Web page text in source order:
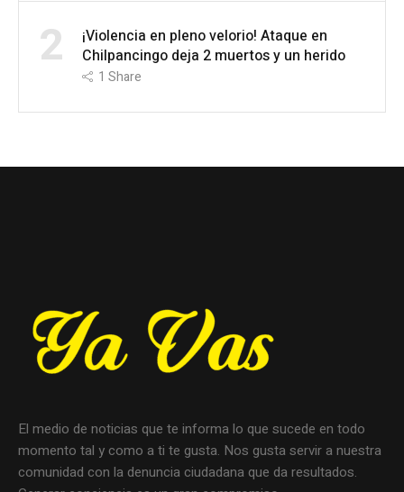
2
¡Violencia en pleno velorio! Ataque en
Chilpancingo deja 2 muertos y un herido
1 Share
El medio de noticias que te informa lo que sucede en todo
momento tal y como a ti te gusta. Nos gusta servir a nuestra
comunidad con la denuncia ciudadana que da resultados.